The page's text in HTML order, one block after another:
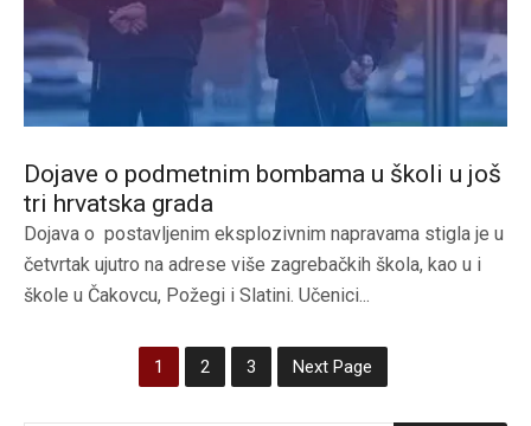
Dojave o podmetnim bombama u školi u još
tri hrvatska grada
Dojava o postavljenim eksplozivnim napravama stigla je u
četvrtak ujutro na adrese više zagrebačkih škola, kao u i
škole u Čakovcu, Požegi i Slatini. Učenici...
1 2 3 Next Page